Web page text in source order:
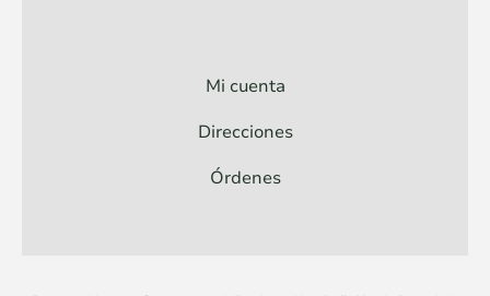
Mi cuenta
Direcciones
Órdenes